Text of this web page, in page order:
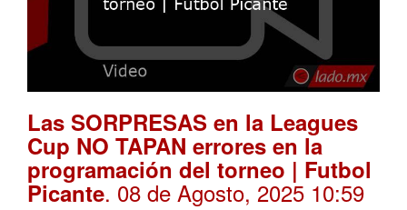
Las SORPRESAS en la Leagues
Cup NO TAPAN errores en la
programación del torneo | Futbol
Picante. 08 de Agosto, 2025 10:59